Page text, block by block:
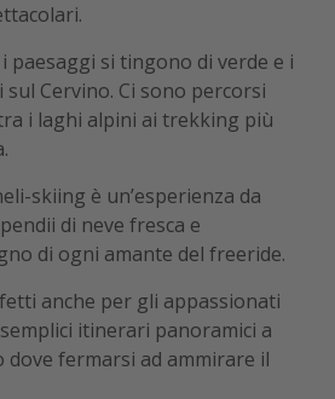
paesaggi si tingono di verde e i
Cervino. Ci sono percorsi
i laghi alpini ai trekking più
skiing è un’esperienza da
di neve fresca e
di ogni amante del freeride.
anche per gli appassionati
itinerari panoramici a
fermarsi ad ammirare il